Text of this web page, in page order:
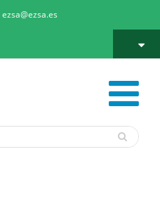
ezsa@ezsa.es